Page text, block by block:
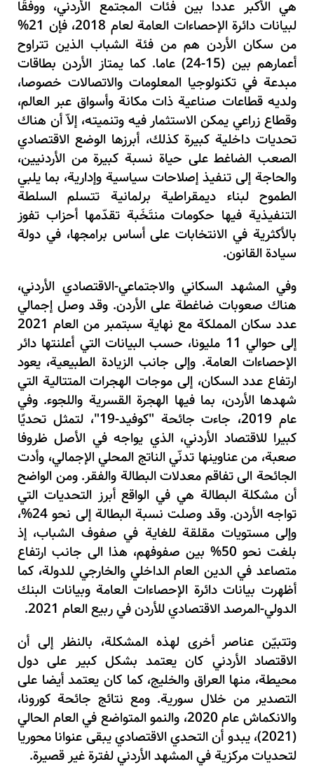
هي الأكبر عددا بين فئات المجتمع الأردني، ووفقًا
لبيانات دائرة الإحصاءات العامة لعام 2018، فإن 21%
من سكان الأردن هم من فئة الشباب الذين تتراوح
أعمارهم بين (15-24) عاما. كما يمتاز الأردن بطاقات
مبدعة في تكنولوجيا المعلومات والاتصالات خصوصا،
ولديه قطاعات صناعية ذات مكانة وأسواق عبر العالم،
وقطاع زراعي يمكن الاستثمار فيه وتنميته، إلاّ أن هناك
تحديات داخلية كبيرة كذلك، أبرزها الوضع الاقتصادي
الصعب الضاغط على حياة نسبة كبيرة من الأردنيين،
والحاجة إلى تنفيذ إصلاحات سياسية وإدارية، بما يلبي
الطموح لبناء ديمقراطية برلمانية تتسلم السلطة
التنفيذية فيها حكومات منتَخَبة تقدّمها أحزاب تفوز
بالأكثرية في الانتخابات على أساس برامجها، في دولة
سيادة القانون.
وفي المشهد السكاني والاجتماعي-الاقتصادي الأردني،
هناك صعوبات ضاغطة على الأردن. وقد وصل إجمالي
عدد سكان المملكة مع نهاية سبتمبر من العام 2021
إلى حوالي 11 مليونا، حسب البيانات التي أعلنتها دائر
الإحصاءات العامة. وإلى جانب الزيادة الطبيعية، يعود
ارتفاع عدد السكان، إلى موجات الهجرات المتتالية التي
شهدها الأردن، بما فيها الهجرة القسرية واللجوء. وفي
عام 2019، جاءت جائحة "كوفيد-19"، لتمثل تحديًا
كبيرا للاقتصاد الأردني، الذي يواجه في الأصل ظروفا
صعبة، من عناوينها تدنّي الناتج المحلي الإجمالي، وأدت
الجائحة الى تفاقم معدلات البطالة والفقر. ومن الواضح
أن مشكلة البطالة هي في الواقع أبرز التحديات التي
تواجه الأردن. وقد وصلت نسبة البطالة إلى نحو 24%،
وإلى مستويات مقلقة للغاية في صفوف الشباب، إذ
بلغت نحو 50% بين صفوفهم، هذا الى جانب ارتفاع
متصاعد في الدين العام الداخلي والخارجي للدولة، كما
أظهرت بيانات دائرة الإحصاءات العامة وبيانات البنك
الدولي-المرصد الاقتصادي للأردن في ربيع العام 2021.
وتتبيّن عناصر أخرى لهذه المشكلة، بالنظر إلى أن
الاقتصاد الأردني كان يعتمد بشكل كبير على دول
محيطة، منها العراق والخليج، كما كان يعتمد أيضا على
التصدير من خلال سورية. ومع نتائج جائحة كورونا،
والانكماش عام 2020، والنمو المتواضع في العام الحالي
(2021)، يبدو أن التحدي الاقتصادي يبقى عنوانا محوريا
لتحديات مركزية في المشهد الأردني لفترة غير قصيرة.